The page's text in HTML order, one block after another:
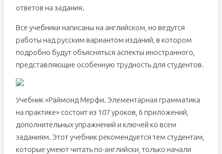
ответов на задания.
Все учебники написаны на английском, но ведутся
работы над русским вариантом изданий, в котором
подробно будут объясняться аспекты иностранного,
представляющие особенную трудность для студентов.
Учебник «Раймонд Мерфи. Элементарная грамматика
на практике» состоит из 107 уроков, 6 приложений,
дополнительных упражнений и ключей ко всем
заданиям. Этот учебник рекомендуется тем студентам,
которые умеют читать по-английски, только начали